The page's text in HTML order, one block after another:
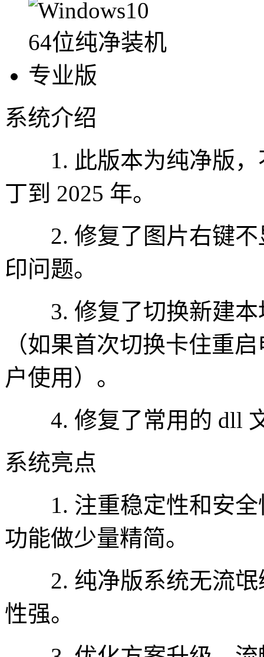
系统介绍
1. 此版本为纯净版，
丁到 2025 年。
2. 修复了图片右键不
印问题。
3. 修复了切换新建本
（如果首次切换卡住重
户使用）。
4. 修复了常用的 dll
系统亮点
1. 注重稳定性和安全
功能做少量精简。
2. 纯净版系统无流氓
性强。